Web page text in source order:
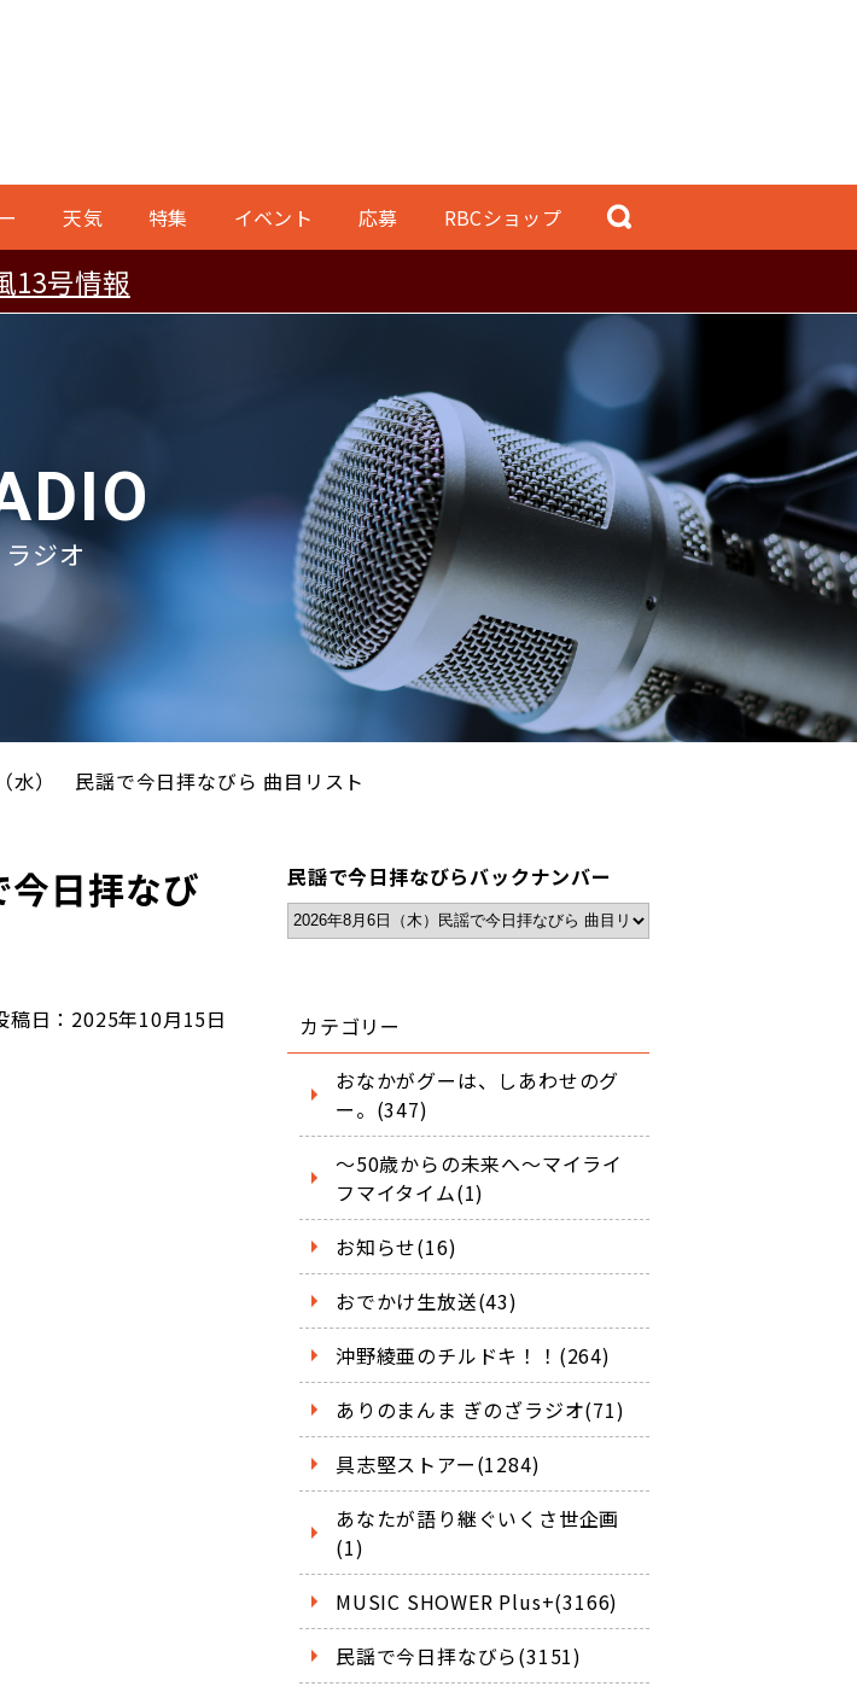
天気 特集 イベント 応募 RBCショップ
13号情報
ラジオ
水） 民謡で今日拝なびら 曲目リスト
日拝なび
稿日：2025年10月15日
民謡で今日拝なびらバックナンバー
カテゴリー
おなかがグーは、しあわせのグ
ー。(347)
～50歳からの未来へ～マイライ
フマイタイム(1)
お知らせ(16)
おでかけ生放送(43)
沖野綾亜のチルドキ！！(264)
ありのまんま ぎのざラジオ(71)
具志堅ストアー(1284)
あなたが語り継ぐいくさ世企画
(1)
MUSIC SHOWER Plus+(3166)
民謡で今日拝なびら(3151)